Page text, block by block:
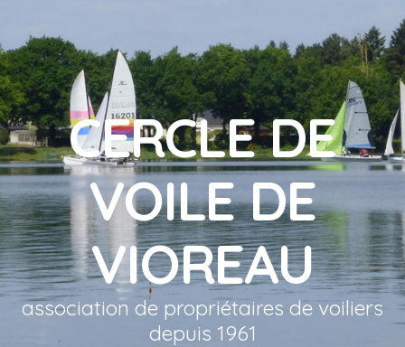
CERCLE DE
VOILE DE
VIOREAU
association de propriétaires de voiliers
depuis 1961